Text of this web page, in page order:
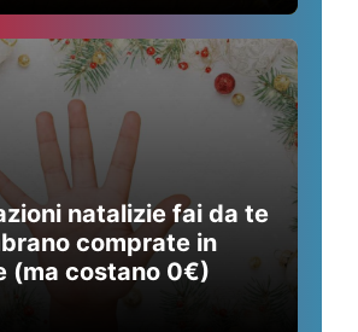
natalizie fai da te
comprate in
(ma costano 0€)